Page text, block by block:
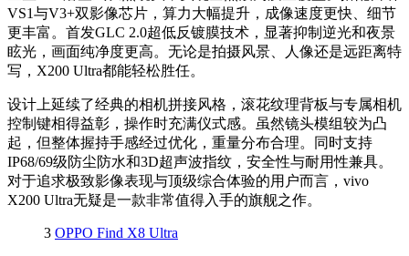
VS1与V3+双影像芯片，算力大幅提升，成像速度更快、细节
更丰富。首发GLC 2.0超低反镀膜技术，显著抑制逆光和夜景
眩光，画面纯净度更高。无论是拍摄风景、人像还是远距离特
写，X200 Ultra都能轻松胜任。
设计上延续了经典的相机拼接风格，滚花纹理背板与专属相机
控制键相得益彰，操作时充满仪式感。虽然镜头模组较为凸
起，但整体握持手感经过优化，重量分布合理。同时支持
IP68/69级防尘防水和3D超声波指纹，安全性与耐用性兼具。
对于追求极致影像表现与顶级综合体验的用户而言，vivo
X200 Ultra无疑是一款非常值得入手的旗舰之作。
3 OPPO Find X8 Ultra